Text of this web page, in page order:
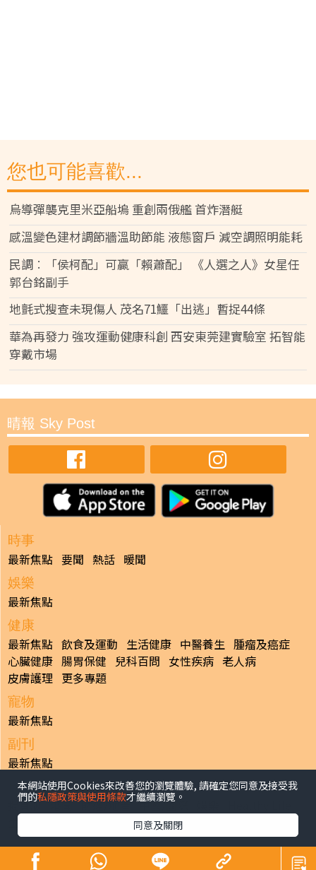
您也可能喜歡...
烏導彈襲克里米亞船塢 重創兩俄艦 首炸潛艇
感溫變色建材調節牆溫助節能 液態窗戶 減空調照明能耗
民調︰「侯柯配」可贏「賴蕭配」 《人選之人》女星任
郭台銘副手
地氈式搜查未現傷人 茂名71鱷「出逃」暫捉44條
華為再發力 強攻運動健康科創 西安東莞建實驗室 拓智能
穿戴市場
晴報 Sky Post
時事
最新焦點 要聞 熱話 暖聞
娛樂
最新焦點
健康
最新焦點 飲食及運動 生活健康 中醫養生 腫瘤及癌症
心臟健康 腸胃保健 兒科百問 女性疾病 老人病
皮膚護理 更多專題
寵物
最新焦點
副刊
最新焦點
日報
揭頁版 港聞 財經/地產 中國/國際
生活副刊
體育 專題/人物
香港經濟日報版權所有©2026
本網站使用Cookies來改善您的瀏覽體驗, 請確定您同意及接受我
們的私隱政策與使用條款才繼續瀏覽。
同意及關閉